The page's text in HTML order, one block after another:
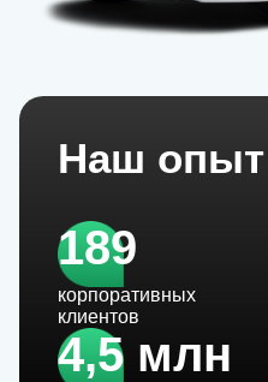
Наш опыт
189
корпоративных
клиентов
4,5 млн